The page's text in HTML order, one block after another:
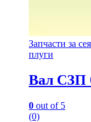
Запчасти за
плуги
Вал СЗП
0 out of 5
(0)